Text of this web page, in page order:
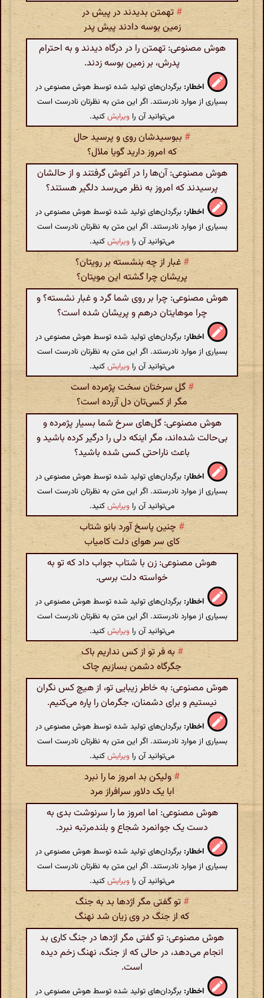
# تهمتن بدیدند در پیش در
زمین بوسه دادند پیش پدر
هوش مصنوعی: تهمتن را در درگاه دیدند و به احترام
پدرش، بر زمین بوسه زدند.
اخطار: برگردان‌های تولید شده توسط هوش مصنوعی در
بسیاری از موارد نادرستند. اگر این متن به نظرتان نادرست است
می‌توانید آن را ویرایشکنید.
# ببوسیدشان روی و پرسید حال
که امروز دارید گویا ملال‌؟
هوش مصنوعی: آن‌ها را در آغوش گرفتند و از حالشان
پرسیدند که امروز به نظر می‌رسد دلگیر هستند؟
اخطار: برگردان‌های تولید شده توسط هوش مصنوعی در
بسیاری از موارد نادرستند. اگر این متن به نظرتان نادرست است
می‌توانید آن را ویرایشکنید.
# غبار از چه بنشسته بر رویتان‌؟
پریشان چرا گشته این مویتان‌؟
هوش مصنوعی: چرا بر روی شما گرد و غبار نشسته؟ و
چرا موهایتان درهم و پریشان شده است؟
اخطار: برگردان‌های تولید شده توسط هوش مصنوعی در
بسیاری از موارد نادرستند. اگر این متن به نظرتان نادرست است
می‌توانید آن را ویرایشکنید.
# گل سرختان سخت پژمرده است
مگر از کسی‌تان دل آزرده است‌؟
هوش مصنوعی: گل‌های سرخ شما بسیار پژمرده و
بی‌حالت شده‌اند، مگر اینکه دلی را درگیر کرده باشید و
باعث ناراحتی کسی شده باشید؟
اخطار: برگردان‌های تولید شده توسط هوش مصنوعی در
بسیاری از موارد نادرستند. اگر این متن به نظرتان نادرست است
می‌توانید آن را ویرایشکنید.
# چنین پاسخ آورد بانو شتاب
کای سر هوای دلت کامیاب
هوش مصنوعی: زن با شتاب جواب داد که تو به
خواسته دلت برسی.
اخطار: برگردان‌های تولید شده توسط هوش مصنوعی در
بسیاری از موارد نادرستند. اگر این متن به نظرتان نادرست است
می‌توانید آن را ویرایشکنید.
# به فر تو از کس نداریم باک
جگرگاه دشمن بسازیم چاک
هوش مصنوعی: به خاطر زیبایی تو، از هیچ کس نگران
نیستیم و برای دشمنان، جگرمان را پاره می‌کنیم.
اخطار: برگردان‌های تولید شده توسط هوش مصنوعی در
بسیاری از موارد نادرستند. اگر این متن به نظرتان نادرست است
می‌توانید آن را ویرایشکنید.
# ولیکن بد امروز ما را نبرد
ابا یک دلاور سرافراز مرد
هوش مصنوعی: اما امروز ما را سرنوشت بدی به
دست یک جوانمرد شجاع و بلندمرتبه نبرد.
اخطار: برگردان‌های تولید شده توسط هوش مصنوعی در
بسیاری از موارد نادرستند. اگر این متن به نظرتان نادرست است
می‌توانید آن را ویرایشکنید.
# تو گفتی مگر اژدها بد به جنگ
که از جنگ در وی زیان شد نهنگ
هوش مصنوعی: تو گفتی مگر اژدها در جنگ کاری بد
انجام می‌دهد، در حالی که از جنگ، نهنگ زخم دیده
است.
اخطار: برگردان‌های تولید شده توسط هوش مصنوعی در